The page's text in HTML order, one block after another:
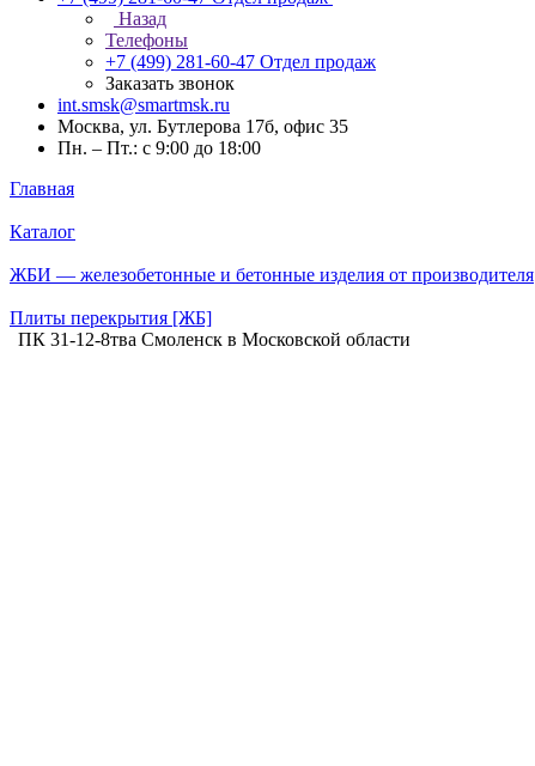
Назад
Телефоны
+7 (499) 281-60-47 Отдел продаж
Заказать звонок
int.smsk@smartmsk.ru
Москва, ул. Бутлерова 17б, офис 35
Пн. – Пт.: с 9:00 до 18:00
Главная
Каталог
ЖБИ — железобетонные и бетонные изделия от производителя
Плиты перекрытия [ЖБ]
ПК 31-12-8тва Смоленск в Московской области